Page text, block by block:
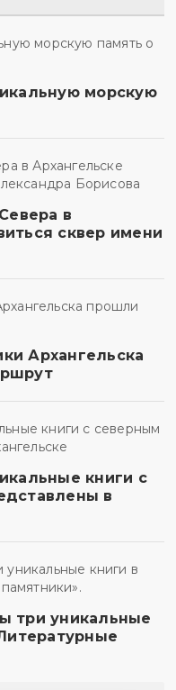
морскую
в
сквер имени
Архангельска
книги с
в
три уникальные